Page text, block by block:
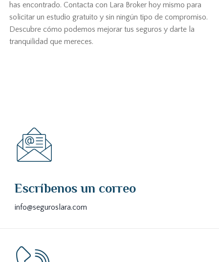
has encontrado. Contacta con Lara Broker hoy mismo para
solicitar un estudio gratuito y sin ningún tipo de compromiso.
Descubre cómo podemos mejorar tus seguros y darte la
tranquilidad que mereces.
Escríbenos un correo
info@seguroslara.com